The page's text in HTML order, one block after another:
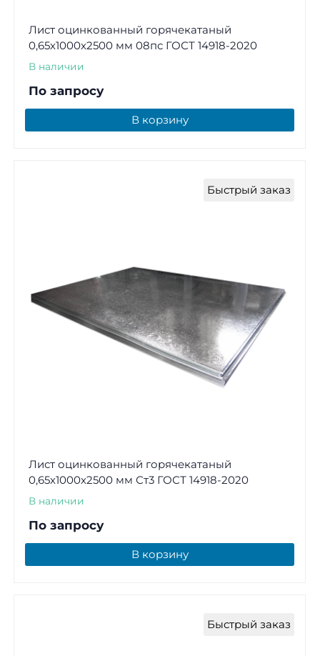
Лист оцинкованный горячекатаный
0,65х1000х2500 мм 08пс ГОСТ 14918-2020
В наличии
По запросу
В корзину
Быстрый заказ
Лист оцинкованный горячекатаный
0,65х1000х2500 мм Ст3 ГОСТ 14918-2020
В наличии
По запросу
В корзину
Быстрый заказ